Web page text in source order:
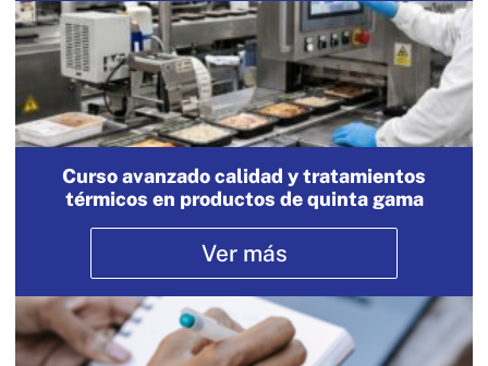
Curso avanzado calidad y tratamientos
térmicos en productos de quinta gama
Ver más